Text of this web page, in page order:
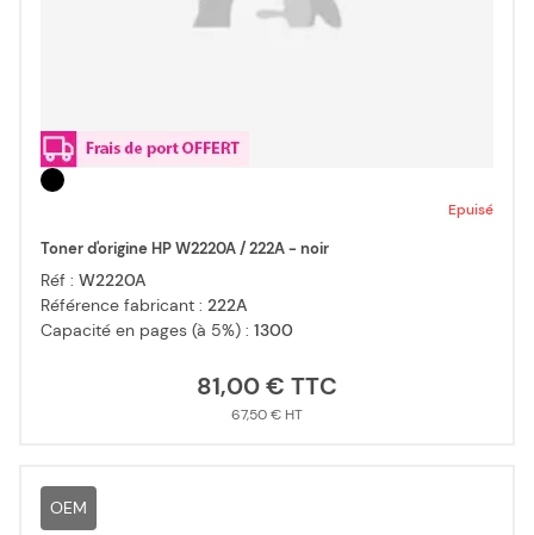
Epuisé
Toner d'origine HP W2220A / 222A - noir
Réf : W2220A
Référence fabricant : 222A
Capacité en pages (à 5%) : 1300
81,00 €
67,50 €
OEM